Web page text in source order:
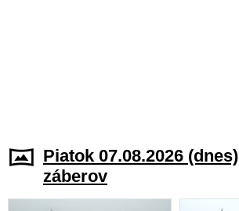
Piatok 07.08.2026 (dnes)
záberov